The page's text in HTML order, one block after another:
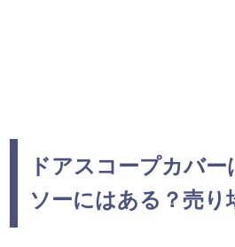
ドアスコープカバ
ソーにはある？売り